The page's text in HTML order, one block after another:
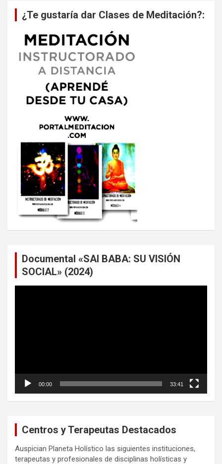
¿Te gustaría dar Clases de Meditación?:
Documental «SAI BABA: SU VISIÓN
SOCIAL» (2024)
00:00 33:41
Centros y Terapeutas Destacados
Auspician Planeta Holístico las siguientes instituciones,
terapeutas y profesionales de disciplinas holísticas y